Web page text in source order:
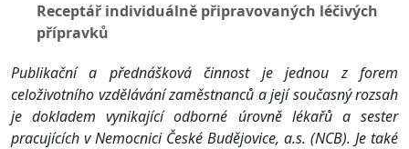
Receptář individuálně připravovaných léčivých
přípravků
Publikační a přednášková činnost je jednou z forem
celoživotního vzdělávání zaměstnanců a její současný rozsah
je dokladem vynikající odborné úrovně lékařů a sester
pracujících v Nemocnici České Budějovice, a.s. (NCB). Je také